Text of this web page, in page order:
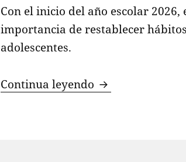
Con el inicio del año escolar
importancia de restablecer
adolescentes.
Continua leyendo A dos semanas